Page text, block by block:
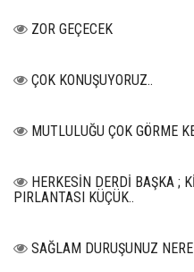
ZOR GEÇECEK
ÇOK KONUŞUYORUZ..
MUTLULUĞU ÇOK GÖRME
HERKESİN DERDİ BAŞKA ;
PIRLANTASI KÜÇÜK..
SAĞLAM DURUŞUNUZ